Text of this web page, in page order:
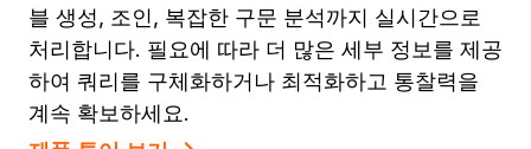
블 생성, 조인, 복잡한 구문 분석까지 실시간으로
처리합니다. 필요에 따라 더 많은 세부 정보를 제공
하여 쿼리를 구체화하거나 최적화하고 통찰력을
계속 확보하세요.